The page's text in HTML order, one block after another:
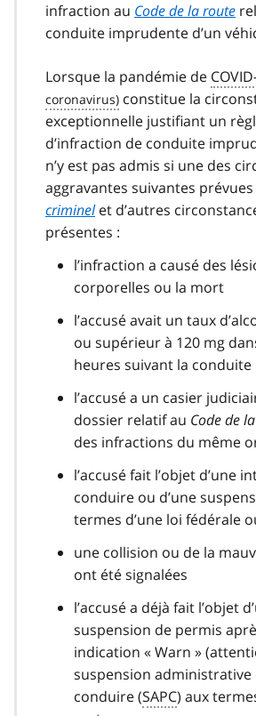
infraction au Code de la route
conduite imprudente d’un
Lorsque la pandémie de
covid
19
constitue la
exceptionnelle justifiant un
d’infraction de conduite
n’y est pas admis si une des
aggravantes suivantes
criminelet d’autres
présentes :
l’infraction a causé des
corporelles ou la mort
l’accusé avait un taux
ou supérieur à 120 mg
heures suivant la conduite
l’accusé a un casier
dossier relatif au Code de
des infractions du même
l’accusé fait l’objet d’une
conduire ou d’une
termes d’une loi fédérale
une collision ou de la
ont été signalées
l’accusé a déjà fait l’objet
suspension de permis
indication « Warn »
suspension
conduire (SAPC) aux